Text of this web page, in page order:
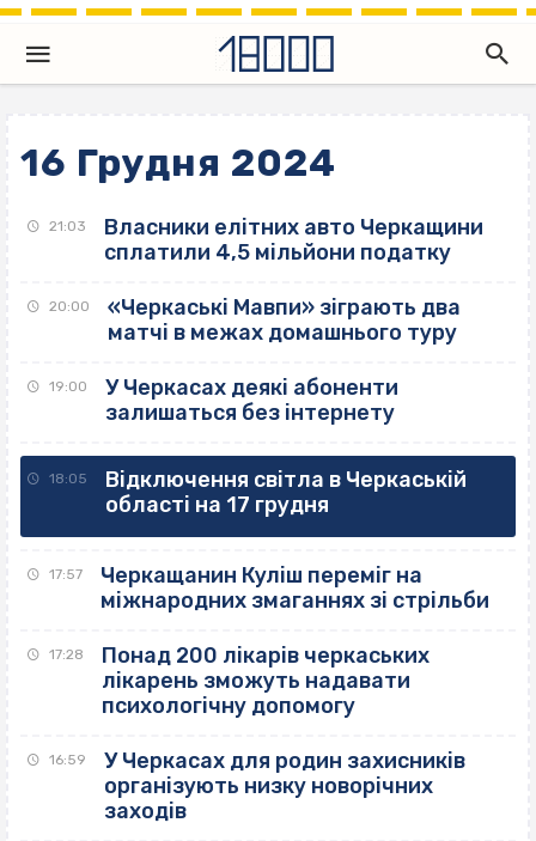
16 Грудня 2024
21:03
Власники елітних авто Черкащини
сплатили 4,5 мільйони податку
20:00
«Черкаські Мавпи» зіграють два
матчі в межах домашнього туру
19:00
У Черкасах деякі абоненти
залишаться без інтернету
18:05
Відключення світла в Черкаській
області на 17 грудня
17:57
Черкащанин Куліш переміг на
міжнародних змаганнях зі стрільби
17:28
Понад 200 лікарів черкаських
лікарень зможуть надавати
психологічну допомогу
16:59
У Черкасах для родин захисників
організують низку новорічних
заходів